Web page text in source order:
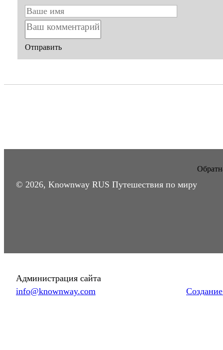
Отправить
© 2026, Knownway RUS Путешествия по миру
Администрация сайта
info@knownway.com